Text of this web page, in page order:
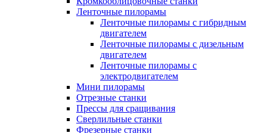
Ленточные пилорамы
Ленточные пилорамы с гибридным
двигателем
Ленточные пилорамы с дизельным
двигателем
Ленточные пилорамы с
электродвигателем
Мини пилорамы
Отрезные станки
Прессы для сращивания
Сверлильные станки
Фрезерные станки